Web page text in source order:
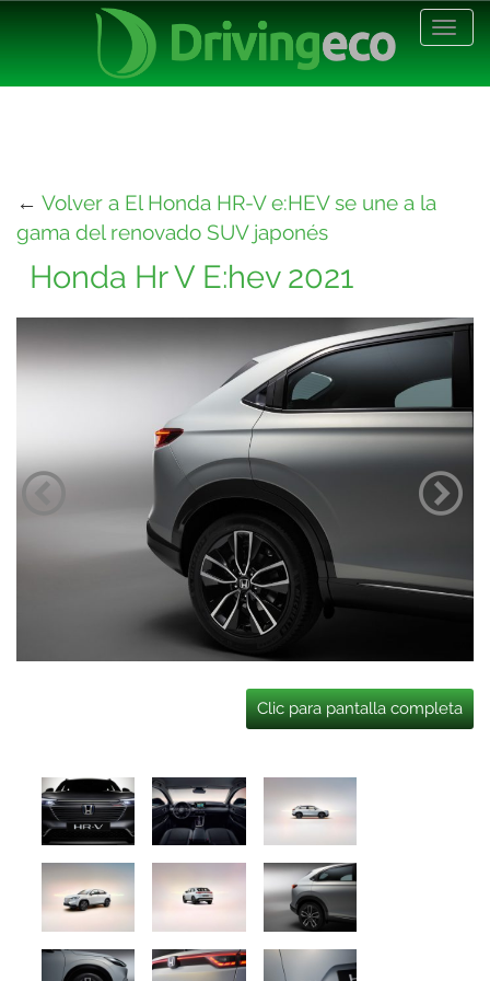
← Volver a El Honda HR-V e:HEV se une a la
gama del renovado SUV japonés
Honda Hr V E:hev 2021
Clic para pantalla completa